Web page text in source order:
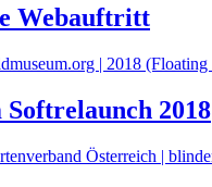
Webauftritt
2018